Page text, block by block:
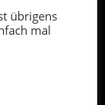
übrigens
mal